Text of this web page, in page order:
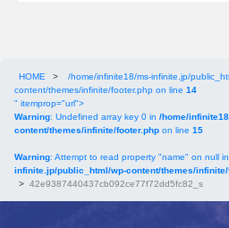
HOME >
/home/infinite18/ms-infinite.jp/
content/themes/infinite/footer.php on line 14
" itemprop="url">
Warning: Undefined array key 0 in /home/
content/themes/infinite/footer.php on line 15
Warning: Attempt to read property "name" on null in
infinite.jp/public_html/wp-content/themes/infinite/
> 42e9387440437cb092ce77f72dd5fc82_s